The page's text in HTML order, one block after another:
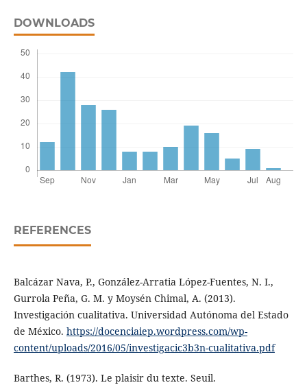
DOWNLOADS
REFERENCES
Balcázar Nava, P., González-Arratia López-Fuentes, N. I.,
Gurrola Peña, G. M. y Moysén Chimal, A. (2013).
Investigación cualitativa. Universidad Autónoma del Estado
de México. https://docenciaiep.wordpress.com/wp-
content/uploads/2016/05/investigacic3b3n-cualitativa.pdf
Barthes, R. (1973). Le plaisir du texte. Seuil.